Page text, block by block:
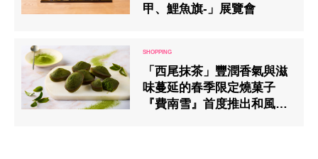
甲、鯉魚旗-」展覽會
「西尾抹茶」豐潤香氣與滋
味蔓延的春季限定燒菓子
『費南雪』首度推出和風風